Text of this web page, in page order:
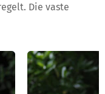
Die vaste